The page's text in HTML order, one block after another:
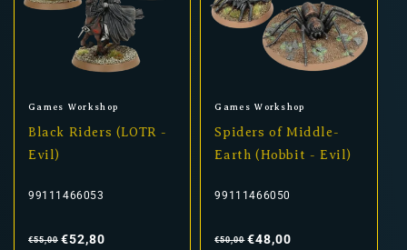
Anbieter:
Games Workshop
Black Riders (LOTR -
Evil)
99111466053
Preis
€55,00 €52,80
Anbieter:
Games Workshop
Spiders of Middle-
Earth (Hobbit - Evil)
99111466050
Preis
€50,00 €48,00